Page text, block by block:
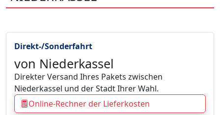
Direkt-/Sonderfahrt
von Niederkassel
Direkter Versand Ihres Pakets zwischen
Niederkassel und der Stadt Ihrer Wahl.
Online-Rechner der Lieferkosten